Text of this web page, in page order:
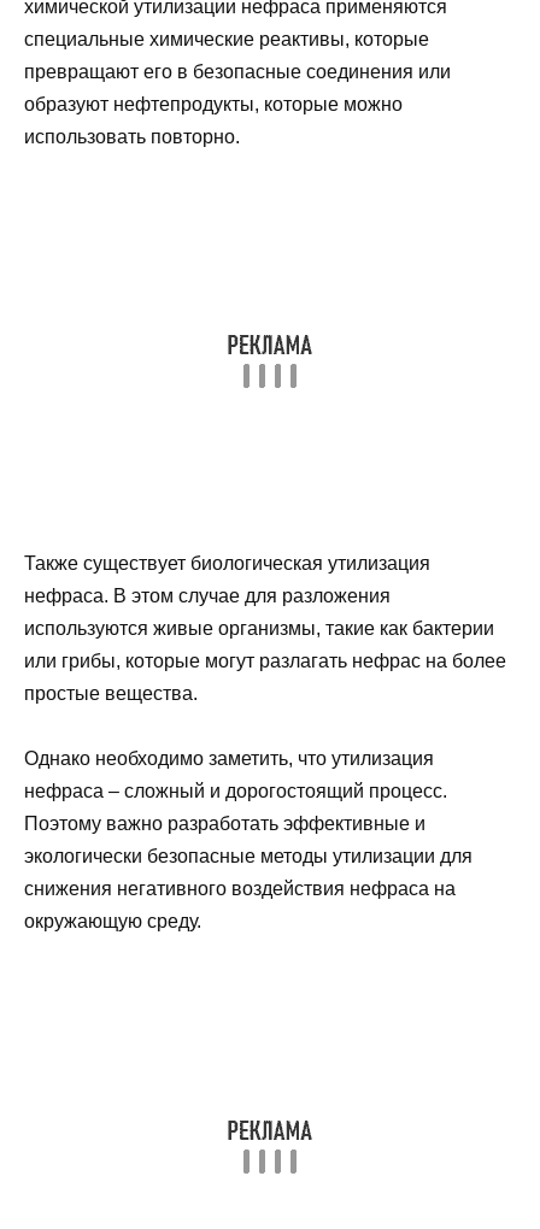
химической утилизации нефраса применяются
специальные химические реактивы, которые
превращают его в безопасные соединения или
образуют нефтепродукты, которые можно
использовать повторно.
Также существует биологическая утилизация
нефраса. В этом случае для разложения
используются живые организмы, такие как бактерии
или грибы, которые могут разлагать нефрас на более
простые вещества.
Однако необходимо заметить, что утилизация
нефраса – сложный и дорогостоящий процесс.
Поэтому важно разработать эффективные и
экологически безопасные методы утилизации для
снижения негативного воздействия нефраса на
окружающую среду.